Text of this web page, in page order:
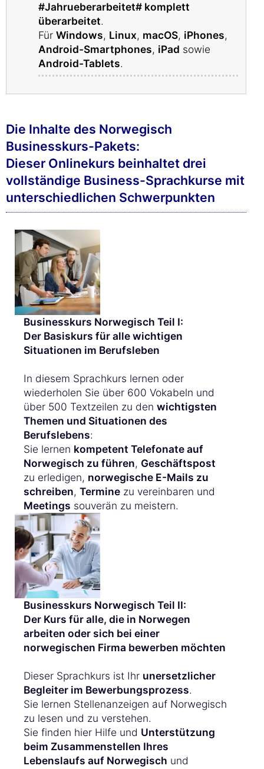
#Jahrueberarbeitet# komplett
überarbeitet.
Für Windows, Linux, macOS, iPhones,
Android-Smartphones, iPad sowie
Android-Tablets.
Die Inhalte des Norwegisch
Businesskurs-Pakets:
Dieser Onlinekurs beinhaltet drei
vollständige Business-Sprachkurse mit
unterschiedlichen Schwerpunkten
Businesskurs Norwegisch Teil I:
Der Basiskurs für alle wichtigen
Situationen im Berufsleben
In diesem Sprachkurs lernen oder
wiederholen Sie über 600 Vokabeln und
über 500 Textzeilen zu den wichtigsten
Themen und Situationen des
Berufslebens:
Sie lernen kompetent Telefonate auf
Norwegisch zu führen, Geschäftspost
zu erledigen, norwegische E-Mails zu
schreiben, Termine zu vereinbaren und
Meetings souverän zu meistern.
Businesskurs Norwegisch Teil II:
Der Kurs für alle, die in Norwegen
arbeiten oder sich bei einer
norwegischen Firma bewerben möchten
Dieser Sprachkurs ist Ihr unersetzlicher
Begleiter im Bewerbungsprozess.
Sie lernen Stellenanzeigen auf Norwegisch
zu lesen und zu verstehen.
Sie finden hier Hilfe und Unterstützung
beim Zusammenstellen Ihres
Lebenslaufs auf Norwegisch und